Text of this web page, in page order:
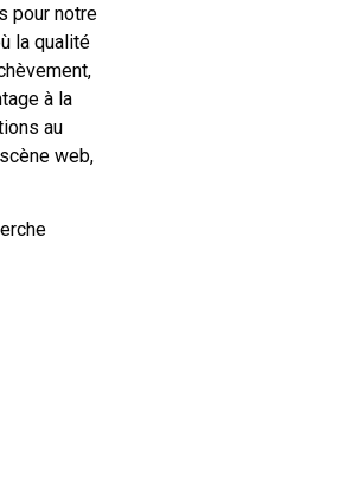
pour notre
la qualité
à la
au
web,